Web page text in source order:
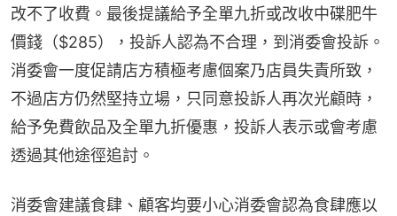
改不了收費。最後提議給予全單九折或改收中碟肥牛
價錢（$285），投訴人認為不合理，到消委會投訴。
消委會一度促請店方積極考慮個案乃店員失責所致，
不過店方仍然堅持立場，只同意投訴人再次光顧時，
給予免費飲品及全單九折優惠，投訴人表示或會考慮
透過其他途徑追討。
消委會建議食肆、顧客均要小心消委會認為食肆應以